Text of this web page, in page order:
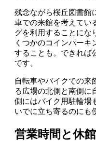
残念ながら桜丘図書館
車での来館を考えてい
グを利用することにな
くつかのコインパーキ
することも。できれば
です。
自転車やバイクでの来
る広場の北側と南側に
側にはバイク用駐輪場
いでに立ち寄るのにも
営業時間と休館